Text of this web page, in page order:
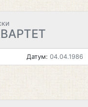
Датум: 04.04.1986